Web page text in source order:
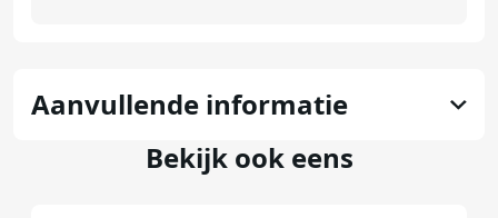
Aanvullende informatie
Bekijk ook eens